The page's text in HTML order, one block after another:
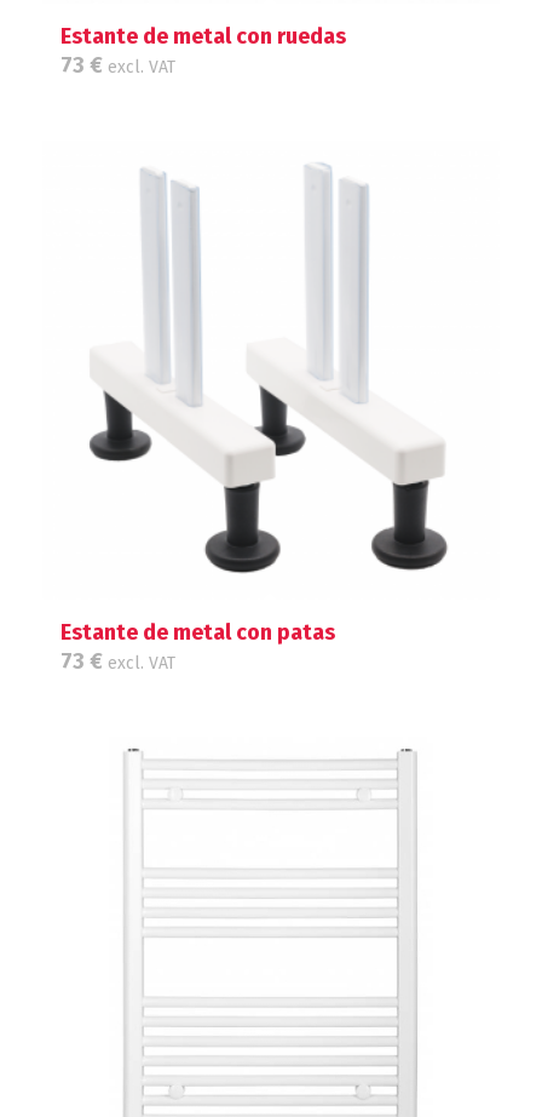
Estante de metal con ruedas
73 € excl. VAT
Estante de metal con patas
73 € excl. VAT